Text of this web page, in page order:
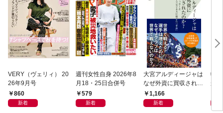
VERY（ヴェリィ） 20
26年9月号
860
新着
週刊女性自身 2026年8
月18・25日合併号
579
新着
大宮アルディージャは
なぜ外資に買収された
のか？～日本サッカー
とスポーツビジネスに
1,166
新着
転
か